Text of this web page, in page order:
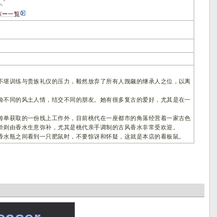
ー一覧
训练与贵族礼仪的压力，毅然放弃了所有人觊觎的继承人之位，以离
同的风土人情，结交不同的朋友。她有很多复古的爱好，尤其是在一
获取的一份线上工作外，目前桃代在一座都市的角落经营着一家古色
由香水生意弥补，尤其是桃代亲手调制的古风香水非常受欢迎。
瓶之间看到一只肥鼠时，不要惊讶和怀疑，这就是本店的看板鼠。